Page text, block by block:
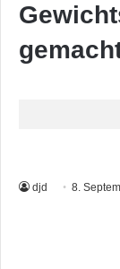
djd 8.